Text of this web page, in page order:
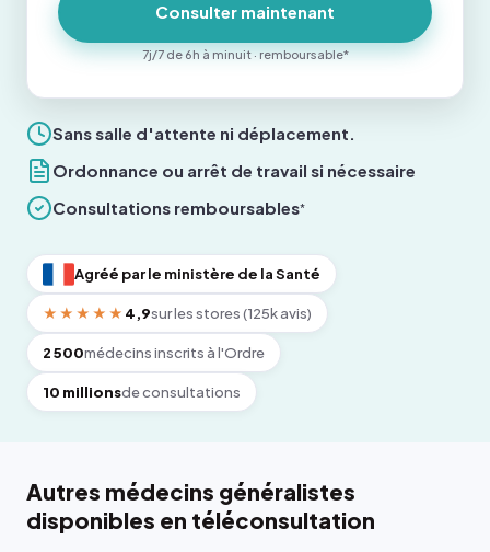
Sans salle d'attente ni déplacement.
Ordonnance ou arrêt de travail si nécessaire
Consultations remboursables*
Agréé par le ministère de la Santé
★★★★★ 4,9sur les stores (125k avis)
2 500médecins inscrits à l'Ordre
10 millionsde consultations
Consulter maintenant
7j/7 de 6h à minuit · remboursable*
Autres médecins généralistes
disponibles en téléconsultation